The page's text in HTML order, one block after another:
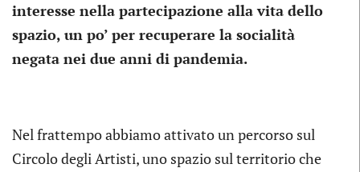
interesse nella partecipazione alla vita dello
spazio, un po’ per recuperare la socialità
negata nei due anni di pandemia.
Nel frattempo abbiamo attivato un percorso sul
Circolo degli Artisti, uno spazio sul territorio che